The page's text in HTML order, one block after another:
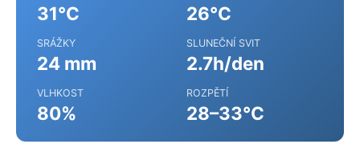
31°C 26°C
SRÁŽKY
24 mm
SLUNEČNÍ SVIT
2.7h/den
VLHKOST
80%
ROZPĚTÍ
28–33°C